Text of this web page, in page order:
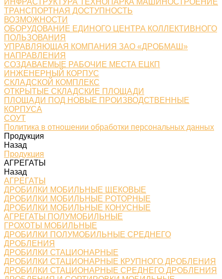
ИНФРАСТРУКТУРА ТЕХНОПАРКА МАШИНОСТРОЕНИЕ
ТРАНСПОРТНАЯ ДОСТУПНОСТЬ
ВОЗМОЖНОСТИ
ОБОРУДОВАНИЕ ЕДИНОГО ЦЕНТРА КОЛЛЕКТИВНОГО
ПОЛЬЗОВАНИЯ
УПРАВЛЯЮЩАЯ КОМПАНИЯ ЗАО «ДРОБМАШ»
НАПРАВЛЕНИЯ
СОЗДАВАЕМЫЕ РАБОЧИЕ МЕСТА ЕЦКП
ИНЖЕНЕРНЫЙ КОРПУС
СКЛАДСКОЙ КОМПЛЕКС
ОТКРЫТЫЕ СКЛАДСКИЕ ПЛОЩАДИ
ПЛОЩАДИ ПОД НОВЫЕ ПРОИЗВОДСТВЕННЫЕ
КОРПУСА
СОУТ
Политика в отношении обработки персональных данных
Продукция
Назад
Продукция
АГРЕГАТЫ
Назад
АГРЕГАТЫ
ДРОБИЛКИ МОБИЛЬНЫЕ ЩЕКОВЫЕ
ДРОБИЛКИ МОБИЛЬНЫЕ РОТОРНЫЕ
ДРОБИЛКИ МОБИЛЬНЫЕ КОНУСНЫЕ
АГРЕГАТЫ ПОЛУМОБИЛЬНЫЕ
ГРОХОТЫ МОБИЛЬНЫЕ
ДРОБИЛКИ ПОЛУМОБИЛЬНЫЕ СРЕДНЕГО
ДРОБЛЕНИЯ
ДРОБИЛКИ СТАЦИОНАРНЫЕ
ДРОБИЛКИ СТАЦИОНАРНЫЕ КРУПНОГО ДРОБЛЕНИЯ
ДРОБИЛКИ СТАЦИОНАРНЫЕ СРЕДНЕГО ДРОБЛЕНИЯ